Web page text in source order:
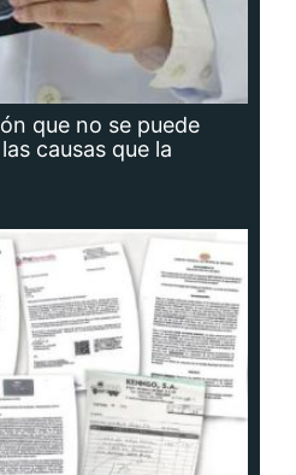
que no se puede
causas que la